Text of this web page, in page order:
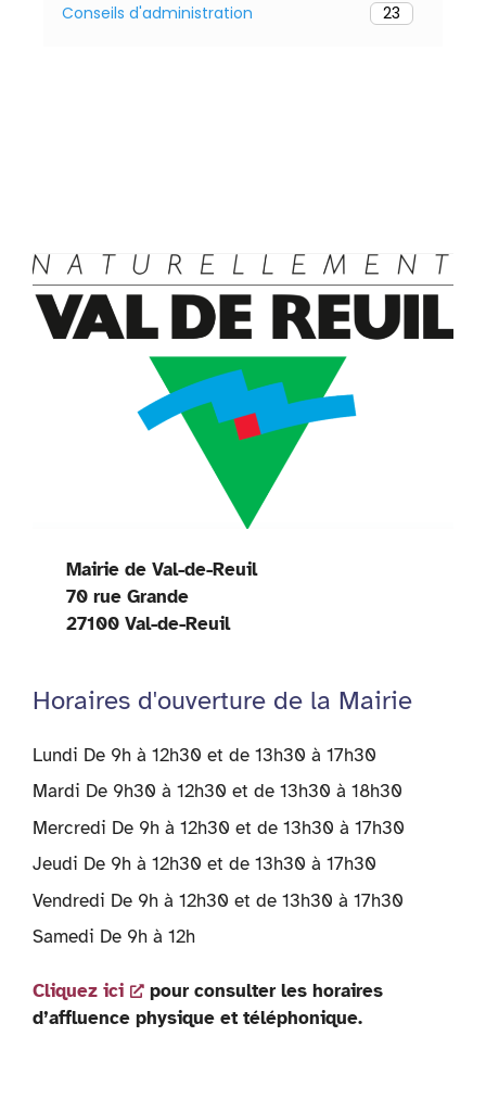
Conseils d'administration
23
Mairie de Val-de-Reuil
70 rue Grande
27100 Val-de-Reuil
Horaires d'ouverture de la Mairie
Lundi De 9h à 12h30 et de 13h30 à 17h30
Mardi De 9h30 à 12h30 et de 13h30 à 18h30
Mercredi De 9h à 12h30 et de 13h30 à 17h30
Jeudi De 9h à 12h30 et de 13h30 à 17h30
Vendredi De 9h à 12h30 et de 13h30 à 17h30
Samedi De 9h à 12h
Cliquez ici
pour consulter les horaires
d’affluence physique et téléphonique.